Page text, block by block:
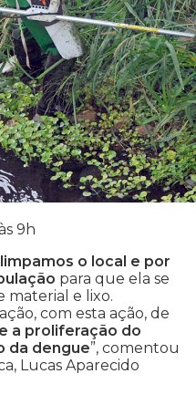
9h
o local e por
para que ela se
material e lixo.
com esta ação, de
a proliferação do
da dengue”, comentou
Lucas Aparecido